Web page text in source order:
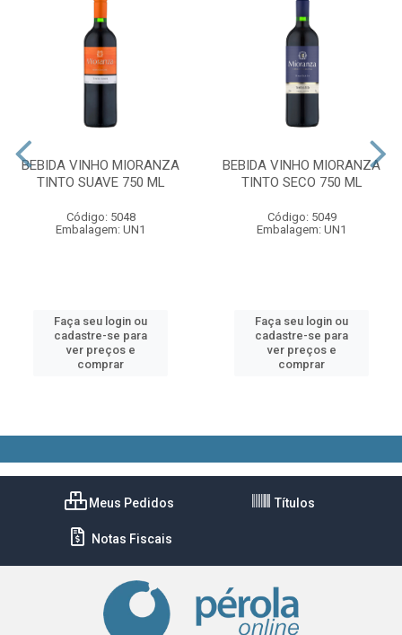
BEBIDA VINHO MIORANZA
TINTO SUAVE 750 ML
Código: 5048
Embalagem: UN1
Faça seu login ou
cadastre-se para
ver preços e
comprar
BEBIDA VINHO MIORANZA
TINTO SECO 750 ML
Código: 5049
Embalagem: UN1
Faça seu login ou
cadastre-se para
ver preços e
comprar
Meus Pedidos Títulos
Notas Fiscais